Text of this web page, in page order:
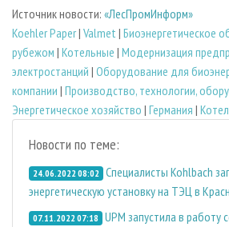
Источник новости: «ЛесПромИнформ»
Koehler Paper| Valmet | Биоэнергетическое
рубежом | Котельные | Модернизация
электростанций | Оборудование для
компании | Производство, технологии,
Энергетическое хозяйство | Германия |
Новости по теме:
24.06.2022 08:02 Специалисты Kohlbach
энергетическую установку на ТЭЦ в
07.11.2022 07:18 UPM запустила в